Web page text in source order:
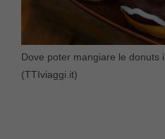
Dove poter mangiare le donuts
(TTIviaggi.it)